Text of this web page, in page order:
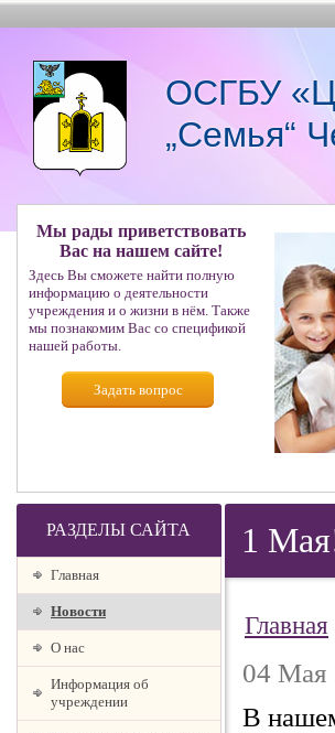
ОСГБУ
„Семья“
Мы рады приветствовать
Вас на нашем сайте!
Здесь Вы сможете найти полную
информацию о деятельности
учреждения и о жизни в нём. Также
мы познакомим Вас со спецификой
нашей работы.
Задать вопрос
РАЗДЕЛЫ САЙТА
Главная
Новости
О наc
Информация об
учреждении
1
Главная
04 Мая
В